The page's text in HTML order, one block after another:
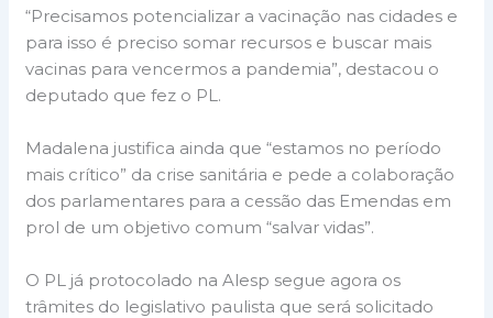
“Precisamos potencializar a vacinação nas cidades e
para isso é preciso somar recursos e buscar mais
vacinas para vencermos a pandemia”, destacou o
deputado que fez o PL.
Madalena justifica ainda que “estamos no período
mais crítico” da crise sanitária e pede a colaboração
dos parlamentares para a cessão das Emendas em
prol de um objetivo comum “salvar vidas”.
O PL já protocolado na Alesp segue agora os
trâmites do legislativo paulista que será solicitado